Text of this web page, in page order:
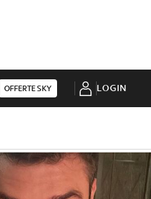
OFFERTE SKY LOGIN